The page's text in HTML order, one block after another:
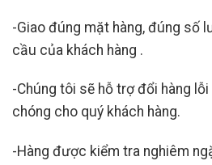
-Giao đúng mặt hàng, đúng số
cầu của khách hàng .
-Chúng tôi sẽ hỗ trợ đổi hàng
chóng cho quý khách hàng.
-Hàng được kiểm tra nghiêm